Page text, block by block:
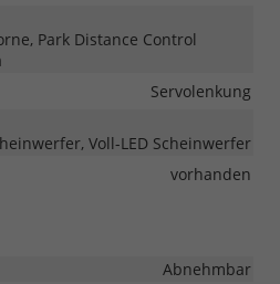
Park Distance Control
Servolenkung
Voll-LED Scheinwerfer
vorhanden
Abnehmbar